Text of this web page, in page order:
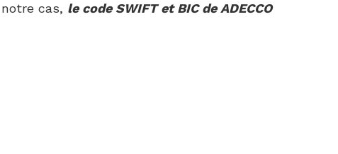
cas, le code SWIFT et BIC de ADECCO